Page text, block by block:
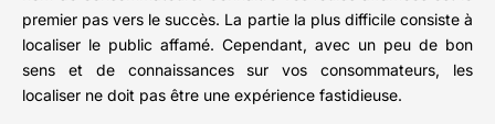
premier pas vers le succès. La partie la plus difficile consiste à
localiser le public affamé. Cependant, avec un peu de bon
sens et de connaissances sur vos consommateurs, les
localiser ne doit pas être une expérience fastidieuse.